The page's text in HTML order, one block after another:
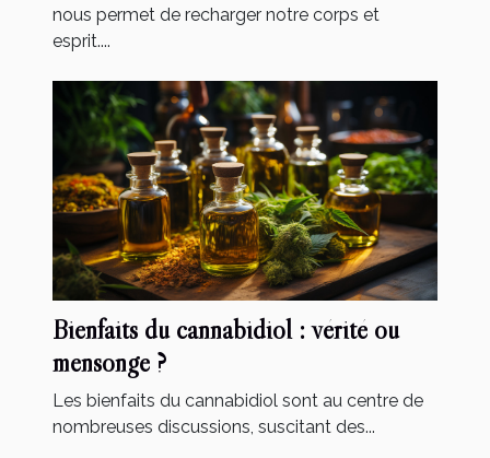
nous permet de recharger notre corps et
esprit....
Bienfaits du cannabidiol : vérité ou
mensonge ?
Les bienfaits du cannabidiol sont au centre de
nombreuses discussions, suscitant des...